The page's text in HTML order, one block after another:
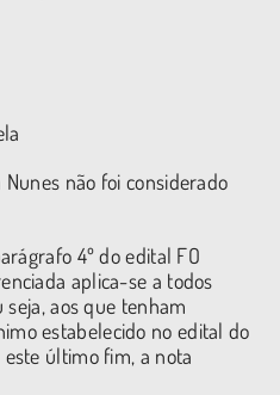
não foi considerado
4º do edital FO
aplica-se a todos
aos que tenham
estabelecido no edital do
último fim, a nota